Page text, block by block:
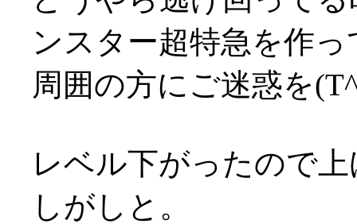
ンスター超特急を作
周囲の方にご迷惑を
レベル下がったので
しがしと。